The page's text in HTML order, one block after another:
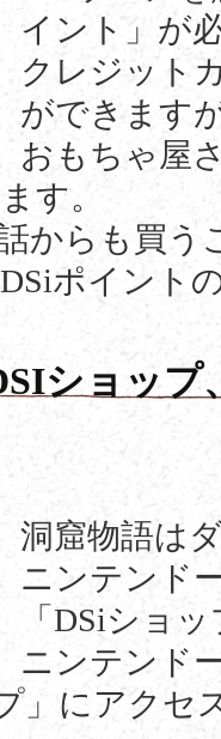
イント」が
クレジット
ができます
おもちゃ屋
す。
からも買う
ポイント
ショッ
洞窟物語は
ニンテンド
「DSiショ
ニンテンド
」にアクセ